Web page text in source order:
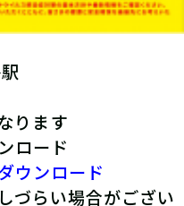
ります
ロード
ウンロード
づらい場合がござい